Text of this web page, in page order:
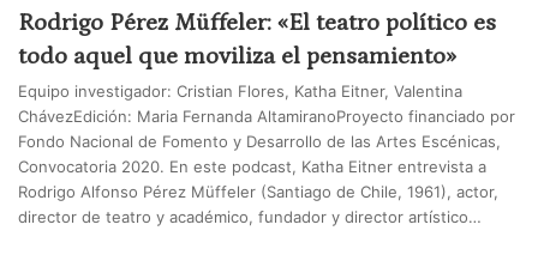
Rodrigo Pérez Müffeler: «El teatro político es
todo aquel que moviliza el pensamiento»
Equipo investigador: Cristian Flores, Katha Eitner, Valentina
ChávezEdición: Maria Fernanda AltamiranoProyecto financiado por
Fondo Nacional de Fomento y Desarrollo de las Artes Escénicas,
Convocatoria 2020. En este podcast, Katha Eitner entrevista a
Rodrigo Alfonso Pérez Müffeler (Santiago de Chile, 1961), actor,
director de teatro y académico, fundador y director artístico…